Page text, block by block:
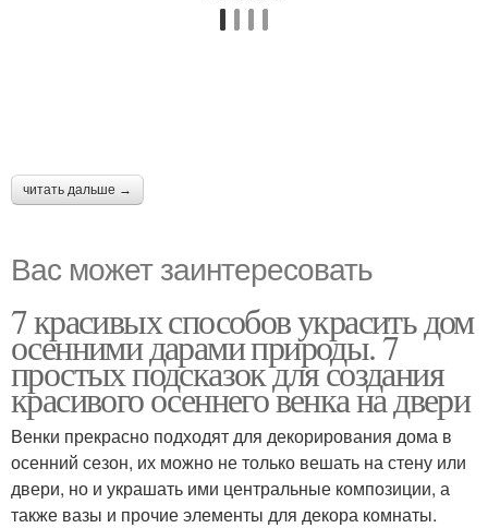
читать дальше →
Вас может заинтересовать
7 красивых способов украсить дом
осенними дарами природы. 7
простых подсказок для создания
красивого осеннего венка на двери
Венки прекрасно подходят для декорирования дома в
осенний сезон, их можно не только вешать на стену или
двери, но и украшать ими центральные композиции, а
также вазы и прочие элементы для декора комнаты.